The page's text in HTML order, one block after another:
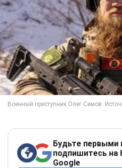
Будьте первыми
подпишитесь на
Google